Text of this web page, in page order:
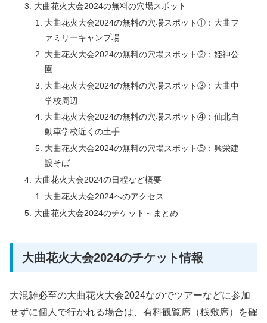
大曲花火大会2024の無料の穴場スポット
大曲花火大会2024の無料の穴場スポット①：大曲フ
ァミリーキャンプ場
大曲花火大会2024の無料の穴場スポット②：姫神公
園
大曲花火大会2024の無料の穴場スポット③：大曲中
学校周辺
大曲花火大会2024の無料の穴場スポット④：仙北自
動車学校近くの土手
大曲花火大会2024の無料の穴場スポット⑤：興栄建
設そば
大曲花火大会2024の日程など概要
大曲花火大会2024へのアクセス
大曲花火大会2024のチケット～まとめ
大曲花火大会2024のチケット情報
大混雑必至の大曲花火大会2024なのでツアーなどに参加
せずに個人で行かれる場合は、有料観覧席（桟敷席）を確